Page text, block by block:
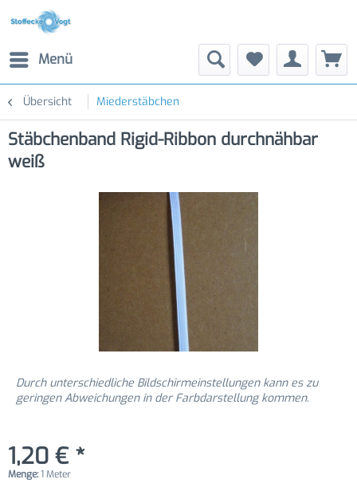
Menü
Übersicht Miederstäbchen
Stäbchenband Rigid-Ribbon durchnähbar
weiß
Durch unterschiedliche Bildschirmeinstellungen kann es zu
geringen Abweichungen in der Farbdarstellung kommen.
1,20 € *
Menge:1 Meter